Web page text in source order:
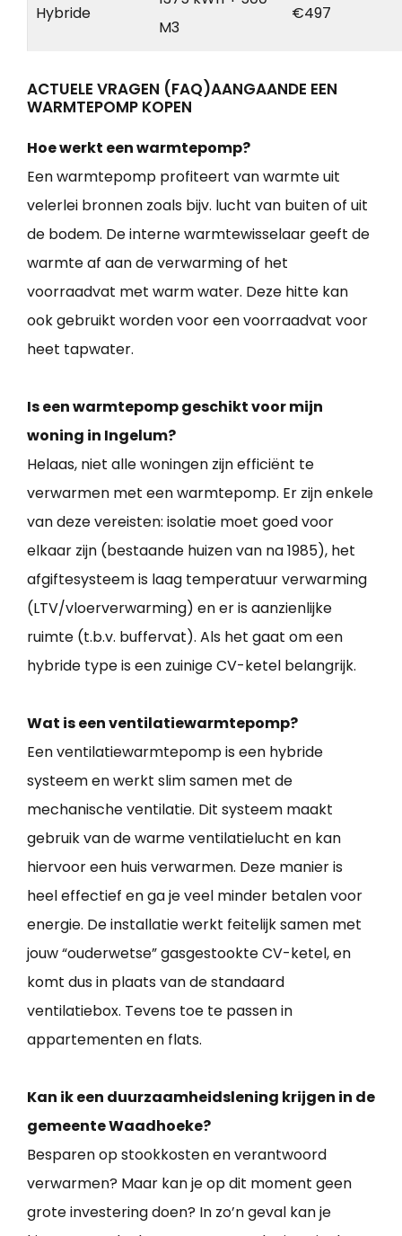
Hybride
M3
€497
ACTUELE VRAGEN (FAQ)AANGAANDE EEN
WARMTEPOMP KOPEN
Hoe werkt een warmtepomp?
Een warmtepomp profiteert van warmte uit
velerlei bronnen zoals bijv. lucht van buiten of uit
de bodem. De interne warmtewisselaar geeft de
warmte af aan de verwarming of het
voorraadvat met warm water. Deze hitte kan
ook gebruikt worden voor een voorraadvat voor
heet tapwater.
Is een warmtepomp geschikt voor mijn
woning in Ingelum?
Helaas, niet alle woningen zijn efficiënt te
verwarmen met een warmtepomp. Er zijn enkele
van deze vereisten: isolatie moet goed voor
elkaar zijn (bestaande huizen van na 1985), het
afgiftesysteem is laag temperatuur verwarming
(LTV/vloerverwarming) en er is aanzienlijke
ruimte (t.b.v. buffervat). Als het gaat om een
hybride type is een zuinige CV-ketel belangrijk.
Wat is een ventilatiewarmtepomp?
Een ventilatiewarmtepomp is een hybride
systeem en werkt slim samen met de
mechanische ventilatie. Dit systeem maakt
gebruik van de warme ventilatielucht en kan
hiervoor een huis verwarmen. Deze manier is
heel effectief en ga je veel minder betalen voor
energie. De installatie werkt feitelijk samen met
jouw “ouderwetse” gasgestookte CV-ketel, en
komt dus in plaats van de standaard
ventilatiebox. Tevens toe te passen in
appartementen en flats.
Kan ik een duurzaamheidslening krijgen in de
gemeente Waadhoeke?
Besparen op stookkosten en verantwoord
verwarmen? Maar kan je op dit moment geen
grote investering doen? In zo’n geval kan je